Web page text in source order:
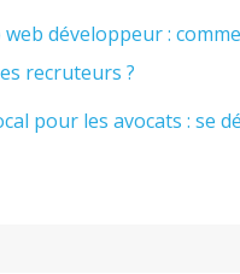
développeur :
recruteurs ?
pour les avocats : se